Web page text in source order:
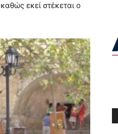
εκεί στέκεται ο